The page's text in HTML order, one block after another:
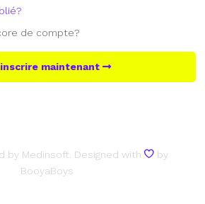
de compte?
maintenant
by Medinsoft. Designed with
by
BooyaBoys